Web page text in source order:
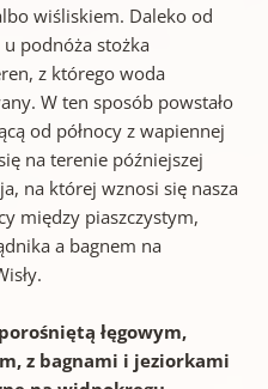
wiśliskiem. Daleko od
podnóża stożka
z którego woda
W ten sposób powstało
od północy z wapiennej
na terenie późniejszej
na której wznosi się nasza
między piaszczystym,
a bagnem na
łęgowym,
z bagnami i jeziorkami